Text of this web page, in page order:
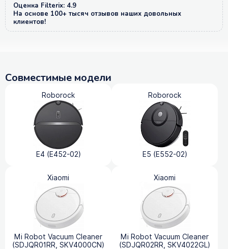
Оценка Filterix: 4.9
На основе 100+ тысяч отзывов наших довольных
клиентов!
Совместимые модели
Roborock
E4 (E452-02)
Roborock
E5 (E552-02)
Xiaomi
Mi Robot Vacuum Cleaner
(SDJQR01RR, SKV4000CN)
Xiaomi
Mi Robot Vacuum Cleaner
(SDJQR02RR, SKV4022GL)